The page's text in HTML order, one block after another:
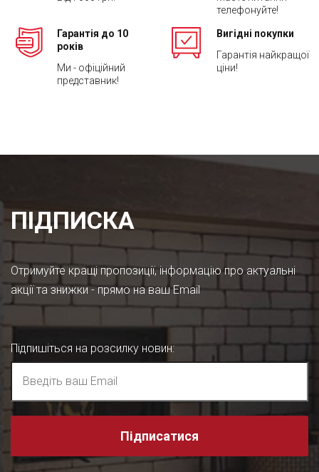
телефонуйте!
Гарантія до 10
років
Ми - офіційний
представник!
Вигідні покупки
Гарантія найкращої
ціни!
ПІДПИСКА
Отримуйте кращі пропозиції, інформацію про актуальні
акції та знижки - прямо на ваш Email
Підпишіться на розсилку новин:
Підписатися